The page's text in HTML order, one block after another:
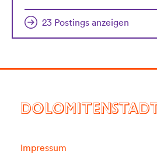
23 Postings anzeigen
DOLOMITENSTADT
Impressum